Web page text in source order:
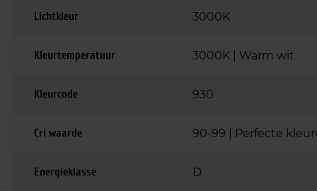
Lichtkleur 3000K
Kleurtemperatuur 3000K | Warm wit
Kleurcode 930
Cri waarde 90-99 | Perfecte
Energieklasse D